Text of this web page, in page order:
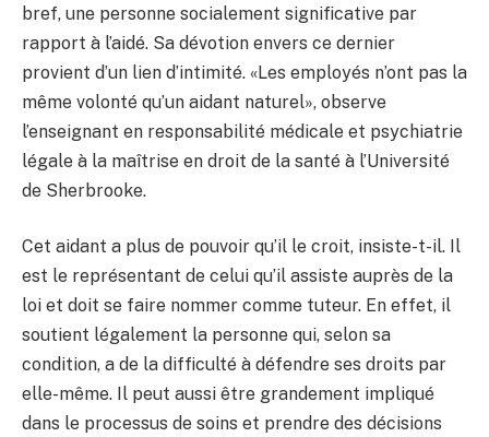
bref, une personne socialement significative par
rapport à l’aidé. Sa dévotion envers ce dernier
provient d’un lien d’intimité. «Les employés n’ont pas la
même volonté qu’un aidant naturel», observe
l’enseignant en responsabilité médicale et psychiatrie
légale à la maîtrise en droit de la santé à l’Université
de Sherbrooke.
Cet aidant a plus de pouvoir qu’il le croit, insiste-t-il. Il
est le représentant de celui qu’il assiste auprès de la
loi et doit se faire nommer comme tuteur. En effet, il
soutient légalement la personne qui, selon sa
condition, a de la difficulté à défendre ses droits par
elle-même. Il peut aussi être grandement impliqué
dans le processus de soins et prendre des décisions